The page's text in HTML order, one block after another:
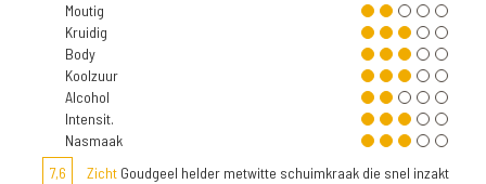
Moutig
Kruidig
Body
Koolzuur
Alcohol
Intensit.
Nasmaak
7,6
Zicht Goudgeel helder metwitte schuimkraak die snel inzakt